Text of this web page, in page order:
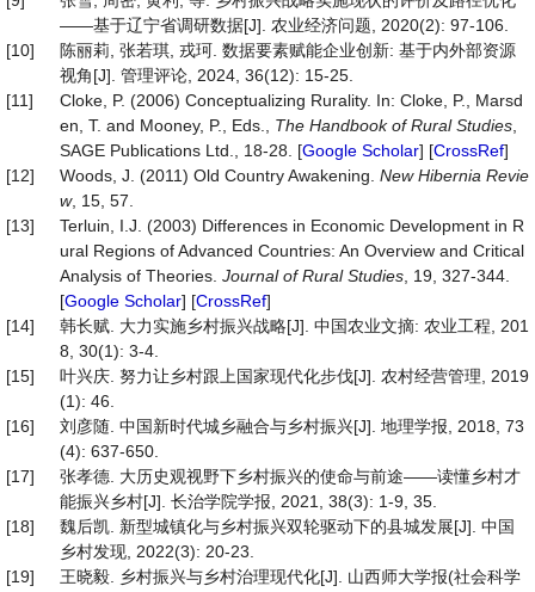
——基于辽宁省调研数据[J]. 农业经济问题, 2020(2): 97-106.
[10]
陈丽莉, 张若琪, 戎珂. 数据要素赋能企业创新: 基于内外部资源
视角[J]. 管理评论, 2024, 36(12): 15-25.
[11]
Cloke, P. (2006) Conceptualizing Rurality. In: Cloke, P., Marsd
en, T. and Mooney, P., Eds., The Handbook of Rural Studies
SAGE Publications Ltd., 18-28. [Google Scholar] [CrossRef]
[12]
Woods, J. (2011) Old Country Awakening. New Hibernia Revie
w, 15, 57.
[13]
Terluin, I.J. (2003) Differences in Economic Development in R
ural Regions of Advanced Countries: An Overview and Critical
Analysis of Theories. Journal of Rural Studies , 19, 327-344.
[Google Scholar] [CrossRef]
[14]
韩长赋. 大力实施乡村振兴战略[J]. 中国农业文摘: 农业工程, 201
8, 30(1): 3-4.
[15]
叶兴庆. 努力让乡村跟上国家现代化步伐[J]. 农村经营管理, 2019
(1): 46.
[16]
刘彦随. 中国新时代城乡融合与乡村振兴[J]. 地理学报, 2018, 73
(4): 637-650.
[17]
张孝德. 大历史观视野下乡村振兴的使命与前途——读懂乡村才
能振兴乡村[J]. 长治学院学报, 2021, 38(3): 1-9, 35.
[18]
魏后凯. 新型城镇化与乡村振兴双轮驱动下的县城发展[J]. 中国
乡村发现, 2022(3): 20-23.
[19]
王晓毅. 乡村振兴与乡村治理现代化[J]. 山西师大学报(社会科学